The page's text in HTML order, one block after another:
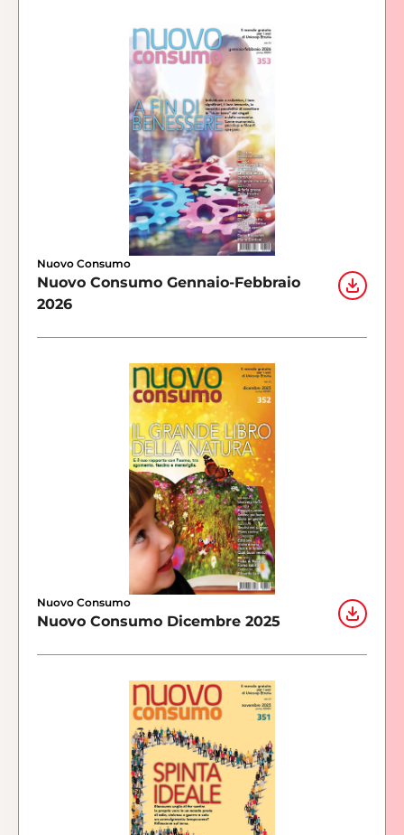
Nuovo Consumo
Nuovo Consumo Gennaio-Febbraio
2026
Nuovo Consumo
Nuovo Consumo Dicembre 2025